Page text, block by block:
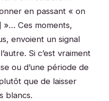
en passant « on
»… Ces moments,
envoient un signal
Si c’est vraiment
ou d’une période de
que de laisser
blancs.